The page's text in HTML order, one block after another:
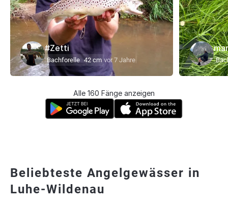
#Zetti
Bachforelle 42 cm vor 7 Jahre
Alle 160 Fänge anzeigen
Beliebteste Angelgewässer in
Luhe-Wildenau